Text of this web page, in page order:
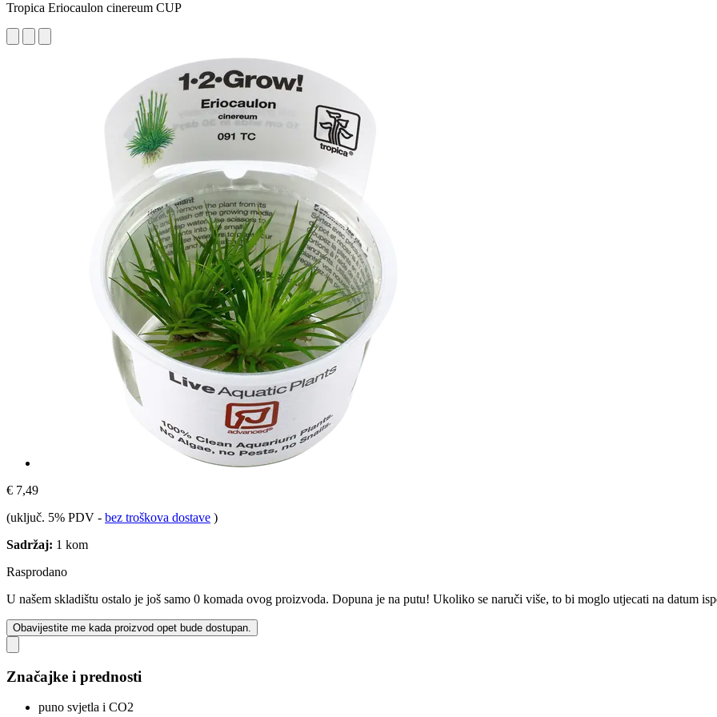
Tropica Eriocaulon cinereum CUP
€ 7,49
(uključ. 5% PDV - bez troškova dostave )
Sadržaj: 1 kom
Rasprodano
U našem skladištu ostalo je još samo 0 komada ovog proizvoda. Dopuna je na putu! Ukoliko se naruči više, to bi moglo utjecati na datum
Obavijestite me kada proizvod opet bude dostupan.
Značajke i prednosti
puno svjetla i CO2